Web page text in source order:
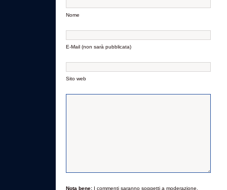
Nome
E-Mail (non sarà pubblicata)
Sito web
Nota bene: I commenti saranno soggetti a moderazione.